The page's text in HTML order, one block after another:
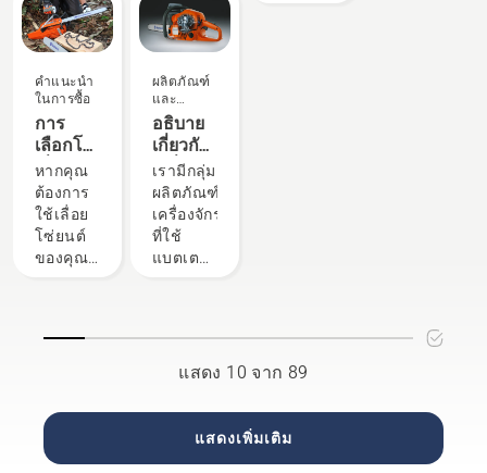
ขึ้นเมื่อ
อยู่ในป่า
แม้จะ
สวม
ถุงมือ กด
ฝาแล้ว
ใช้มือ
ใช้
ไขควง
หาก
คำแนะนำ
ในการซื้อ
การ
เลือกโซ่
เลื่อยโซ่
ยนต์ที่
เหมาะ
สม:
เคล็ดลับ
หากคุณ
ต้องการ
ใช้เลื่อย
โซ่ยนต์
ของคุณ
จำเป็น
อย่าง
เหมาะสม
นี่คือบาง
เสมอ ซึ่ง
อาจซึม
เข้าไปถึง
ชั้น
ป้องกัน
และลด
ประสิทธิภาพ
ผลิตภัณฑ์
และ
นวัตกรรม
อธิบาย
เกี่ยวกับ
เครื่องยนต์
X-Torq®
ของฮุ
สวาน่า
เรามีกลุ่ม
ผลิตภัณฑ์
เครื่องจักร
ที่ใช้
แบตเตอรี่
สำหรับ
งานบาง
อาจ
ต้องการ
การดู
ด้านบน
เป้าหมาย
แสดง 10 จาก 89
แสดงเพิ่มเติม